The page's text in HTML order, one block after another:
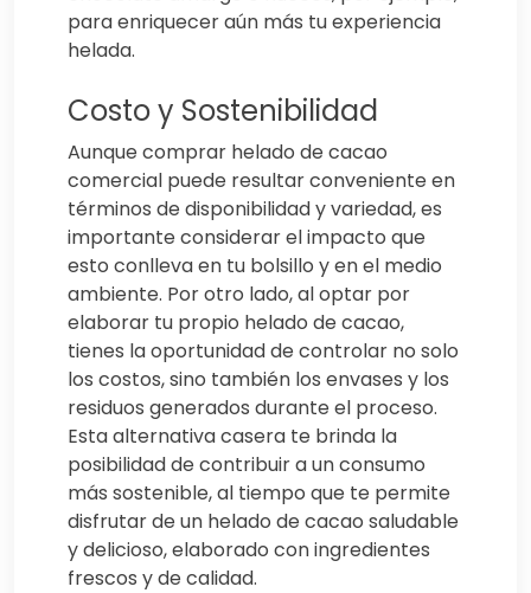
para enriquecer aún más tu experiencia
helada.
Costo y Sostenibilidad
Aunque comprar helado de cacao
comercial puede resultar conveniente en
términos de disponibilidad y variedad, es
importante considerar el impacto que
esto conlleva en tu bolsillo y en el medio
ambiente. Por otro lado, al optar por
elaborar tu propio helado de cacao,
tienes la oportunidad de controlar no solo
los costos, sino también los envases y los
residuos generados durante el proceso.
Esta alternativa casera te brinda la
posibilidad de contribuir a un consumo
más sostenible, al tiempo que te permite
disfrutar de un helado de cacao saludable
y delicioso, elaborado con ingredientes
frescos y de calidad.